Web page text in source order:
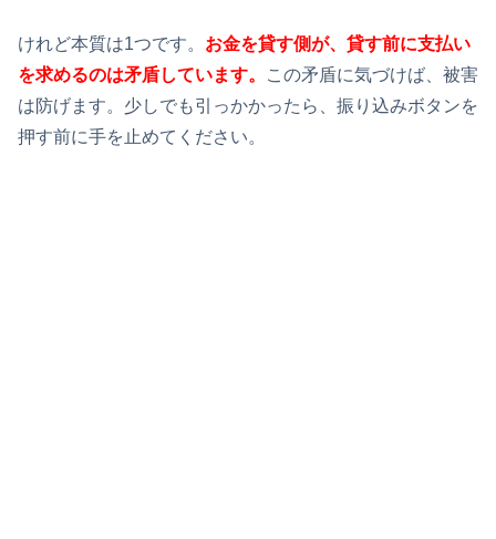
けれど本質は1つです。 お金を貸す側が、貸す前に支払い
を求めるのは矛盾しています。
この矛盾に気づけば、被害
は防げます。少しでも引っかかったら、振り込みボタンを
押す前に手を止めてください。